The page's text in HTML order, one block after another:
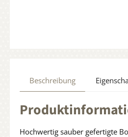
Beschreibung
Hochwertig sauber gefertigte